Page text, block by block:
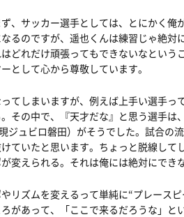
、サッカー選手としては、とにかく俺
るのですが、遥也くんは練習じゃ絶
どれだけ頑張ってもできないなとい
として心から尊敬しています。
てしまいますが、例えば上手い選手
その中で、『天才だな』と思う選手は
ジュビロ磐田）がそうでした。試合の
ていたと思います。ちょっと脱線して
変えられる。それは俺には絶対にでき
リズムを変えるって単純に“プレース
があって、「ここで来るだろうな」